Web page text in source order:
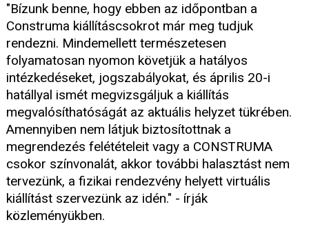
"Bízunk benne, hogy ebben az időpontban a
Construma kiállításcsokrot már meg tudjuk
rendezni. Mindemellett természetesen
folyamatosan nyomon követjük a hatályos
intézkedéseket, jogszabályokat, és április 20-i
hatállyal ismét megvizsgáljuk a kiállítás
megvalósíthatóságát az aktuális helyzet tükrében.
Amennyiben nem látjuk biztosítottnak a
megrendezés felétételeit vagy a CONSTRUMA
csokor színvonalát, akkor további halasztást nem
tervezünk, a fizikai rendezvény helyett virtuális
kiállítást szervezünk az idén." - írják
közleményükben.